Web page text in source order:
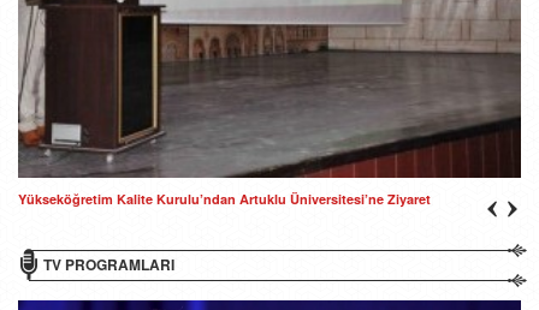
Yükseköğretim Kalite Kurulu’ndan Artuklu Üniversitesi’ne Ziyaret
TV PROGRAMLARI